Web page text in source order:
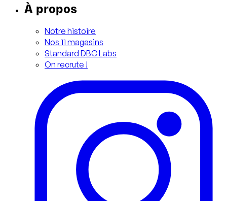
À propos
Notre histoire
Nos 11 magasins
Standard DBC Labs
On recrute !